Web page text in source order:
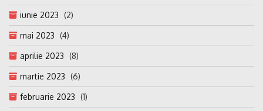
iunie 2023 (2)
mai 2023 (4)
aprilie 2023 (8)
martie 2023 (6)
februarie 2023 (1)